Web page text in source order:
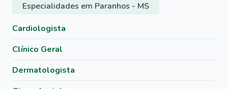
Especialidades em Paranhos - MS
Cardiologista
Clínico Geral
Dermatologista